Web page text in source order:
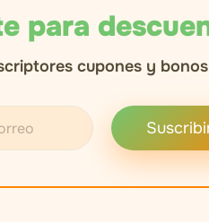
para
cupones y